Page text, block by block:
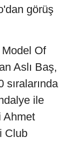
görüş
Model Of
Aslı Baş,
ile
Ahmet
Club